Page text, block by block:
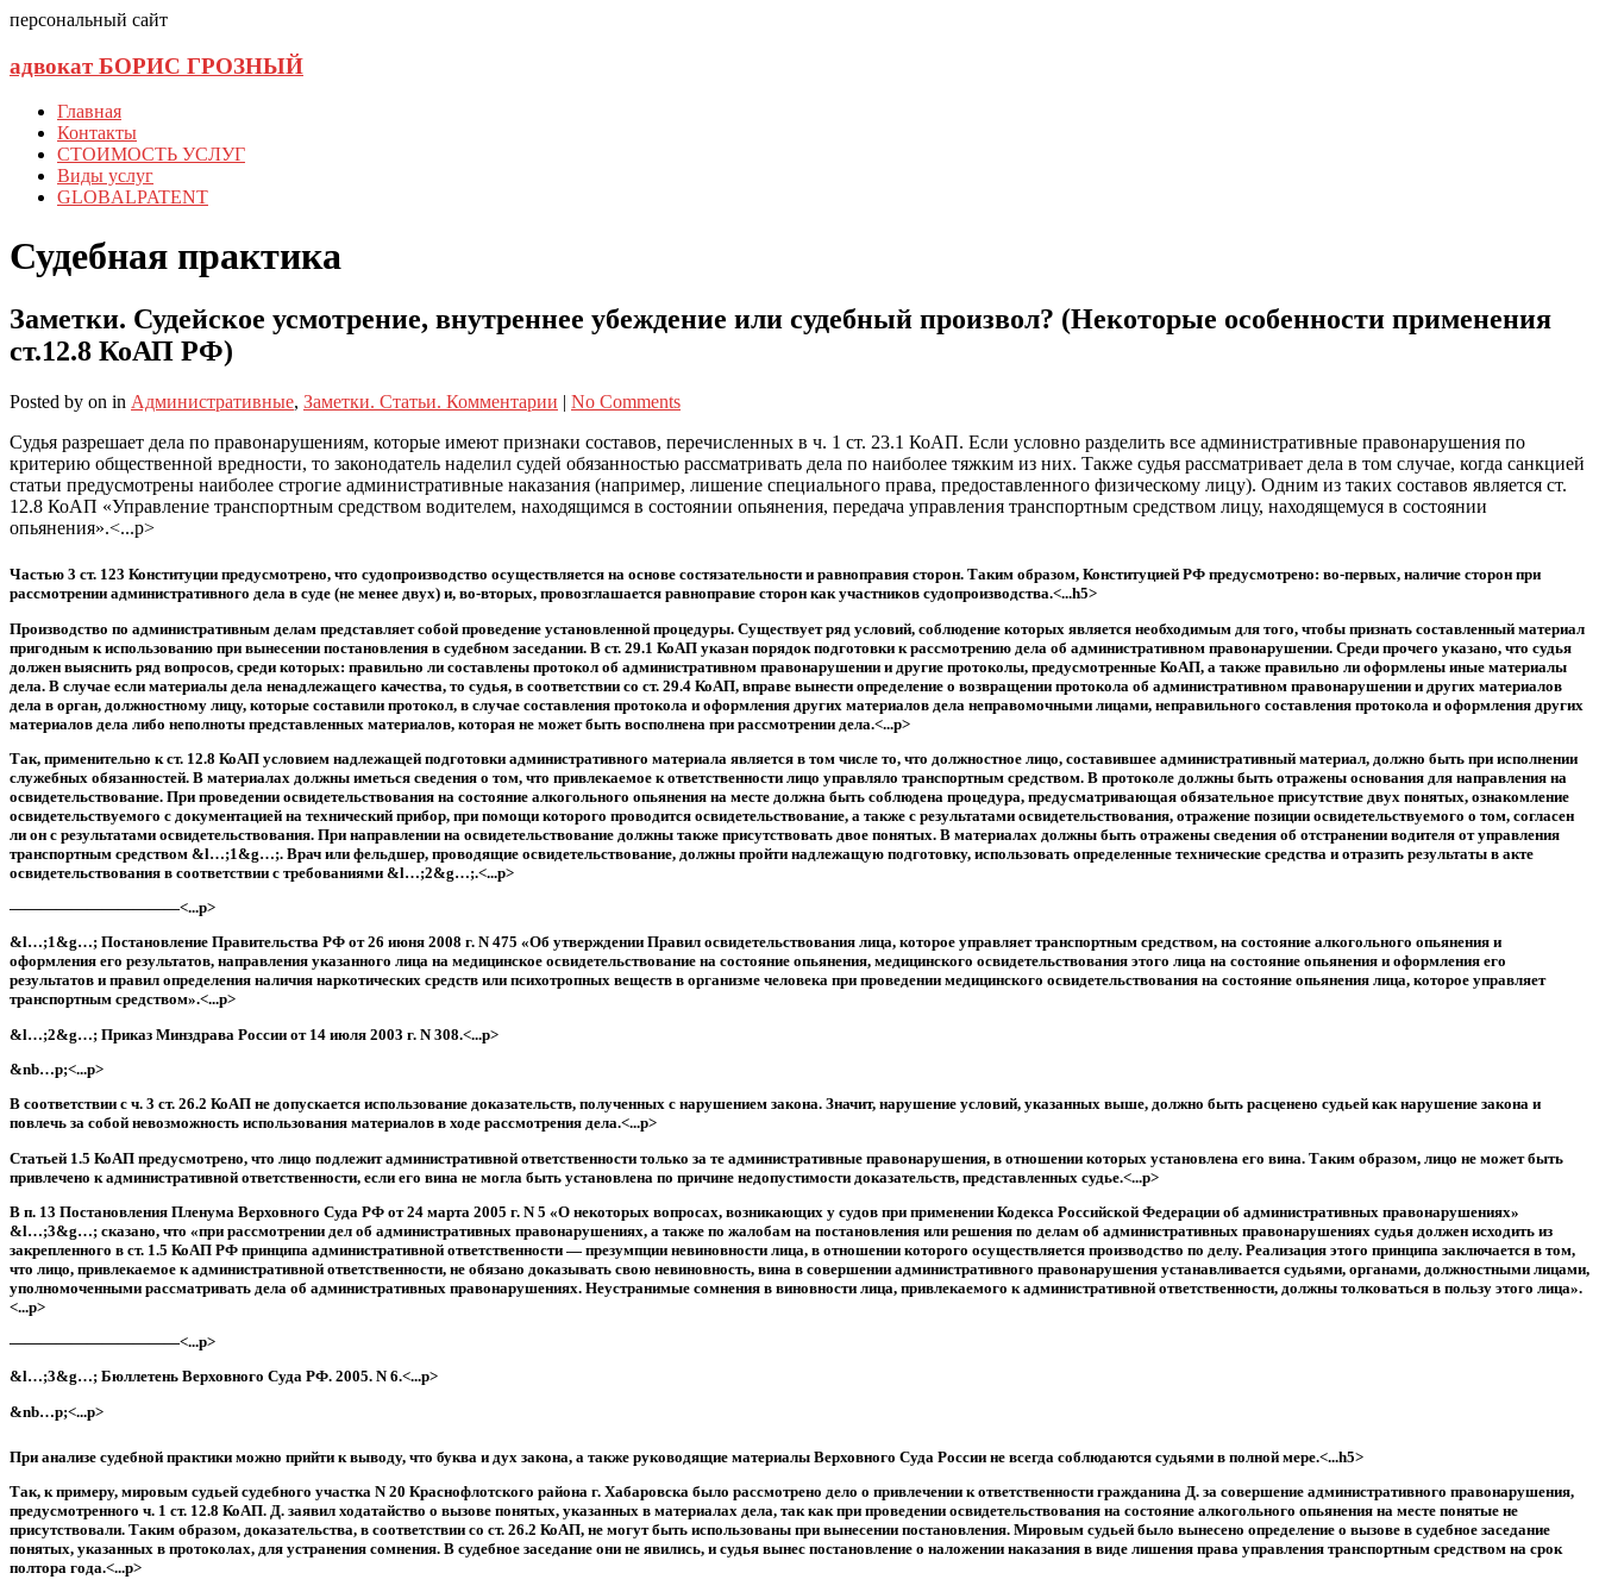
персональный сайт
адвокат БОРИС ГРОЗНЫЙ
Главная
Контакты
СТОИМОСТЬ УСЛУГ
Виды услуг
GLOBALPATENT
Судебная практика
Заметки. Судейское усмотрение, внутреннее убеждение или судебный произвол? (Некоторые особенности применения
ст.12.8 КоАП РФ)
Posted by on in Административные, Заметки. Статьи. Комментарии | No Comments
Судья разрешает дела по правонарушениям, которые имеют признаки составов, перечисленных в ч. 1 ст. 23.1 КоАП. Если условно разделить все административные правонарушения по
критерию общественной вредности, то законодатель наделил судей обязанностью рассматривать дела по наиболее тяжким из них. Также судья рассматривает дела в том случае, когда санкцией
статьи предусмотрены наиболее строгие административные наказания (например, лишение специального права, предоставленного физическому лицу). Одним из таких составов является ст.
12.8 КоАП «Управление транспортным средством водителем, находящимся в состоянии опьянения, передача управления транспортным средством лицу, находящемуся в состоянии
опьянения».<...p>
Частью 3 ст. 123 Конституции предусмотрено, что судопроизводство осуществляется на основе состязательности и равноправия сторон. Таким образом, Конституцией РФ предусмотрено: во-первых, наличие сторон при
рассмотрении административного дела в суде (не менее двух) и, во-вторых, провозглашается равноправие сторон как участников судопроизводства.<...h5>
Производство по административным делам представляет собой проведение установленной процедуры. Существует ряд условий, соблюдение которых является необходимым для того, чтобы признать составленный материал
пригодным к использованию при вынесении постановления в судебном заседании. В ст. 29.1 КоАП указан порядок подготовки к рассмотрению дела об административном правонарушении. Среди прочего указано, что судья
должен выяснить ряд вопросов, среди которых: правильно ли составлены протокол об административном правонарушении и другие протоколы, предусмотренные КоАП, а также правильно ли оформлены иные материалы
дела. В случае если материалы дела ненадлежащего качества, то судья, в соответствии со ст. 29.4 КоАП, вправе вынести определение о возвращении протокола об административном правонарушении и других материалов
дела в орган, должностному лицу, которые составили протокол, в случае составления протокола и оформления других материалов дела неправомочными лицами, неправильного составления протокола и оформления других
материалов дела либо неполноты представленных материалов, которая не может быть восполнена при рассмотрении дела.<...p>
Так, применительно к ст. 12.8 КоАП условием надлежащей подготовки административного материала является в том числе то, что должностное лицо, составившее административный материал, должно быть при исполнении
служебных обязанностей. В материалах должны иметься сведения о том, что привлекаемое к ответственности лицо управляло транспортным средством. В протоколе должны быть отражены основания для направления на
освидетельствование. При проведении освидетельствования на состояние алкогольного опьянения на месте должна быть соблюдена процедура, предусматривающая обязательное присутствие двух понятых, ознакомление
освидетельствуемого с документацией на технический прибор, при помощи которого проводится освидетельствование, а также с результатами освидетельствования, отражение позиции освидетельствуемого о том, согласен
ли он с результатами освидетельствования. При направлении на освидетельствование должны также присутствовать двое понятых. В материалах должны быть отражены сведения об отстранении водителя от управления
транспортным средством &l…;1&g…;. Врач или фельдшер, проводящие освидетельствование, должны пройти надлежащую подготовку, использовать определенные технические средства и отразить результаты в акте
освидетельствования в соответствии с требованиями &l…;2&g…;.<...p>
———————————<...p>
&l…;1&g…; Постановление Правительства РФ от 26 июня 2008 г. N 475 «Об утверждении Правил освидетельствования лица, которое управляет транспортным средством, на состояние алкогольного опьянения и
оформления его результатов, направления указанного лица на медицинское освидетельствование на состояние опьянения, медицинского освидетельствования этого лица на состояние опьянения и оформления его
результатов и правил определения наличия наркотических средств или психотропных веществ в организме человека при проведении медицинского освидетельствования на состояние опьянения лица, которое управляет
транспортным средством».<...p>
&l…;2&g…; Приказ Минздрава России от 14 июля 2003 г. N 308.<...p>
&nb…p;<...p>
В соответствии с ч. 3 ст. 26.2 КоАП не допускается использование доказательств, полученных с нарушением закона. Значит, нарушение условий, указанных выше, должно быть расценено судьей как нарушение закона и
повлечь за собой невозможность использования материалов в ходе рассмотрения дела.<...p>
Статьей 1.5 КоАП предусмотрено, что лицо подлежит административной ответственности только за те административные правонарушения, в отношении которых установлена его вина. Таким образом, лицо не может быть
привлечено к административной ответственности, если его вина не могла быть установлена по причине недопустимости доказательств, представленных судье.<...p>
В п. 13 Постановления Пленума Верховного Суда РФ от 24 марта 2005 г. N 5 «О некоторых вопросах, возникающих у судов при применении Кодекса Российской Федерации об административных правонарушениях»
&l…;3&g…; сказано, что «при рассмотрении дел об административных правонарушениях, а также по жалобам на постановления или решения по делам об административных правонарушениях судья должен исходить из
закрепленного в ст. 1.5 КоАП РФ принципа административной ответственности — презумпции невиновности лица, в отношении которого осуществляется производство по делу. Реализация этого принципа заключается в том,
что лицо, привлекаемое к административной ответственности, не обязано доказывать свою невиновность, вина в совершении административного правонарушения устанавливается судьями, органами, должностными лицами,
уполномоченными рассматривать дела об административных правонарушениях. Неустранимые сомнения в виновности лица, привлекаемого к административной ответственности, должны толковаться в пользу этого лица».
<...p>
———————————<...p>
&l…;3&g…; Бюллетень Верховного Суда РФ. 2005. N 6.<...p>
&nb…p;<...p>
При анализе судебной практики можно прийти к выводу, что буква и дух закона, а также руководящие материалы Верховного Суда России не всегда соблюдаются судьями в полной мере.<...h5>
Так, к примеру, мировым судьей судебного участка N 20 Краснофлотского района г. Хабаровска было рассмотрено дело о привлечении к ответственности гражданина Д. за совершение административного правонарушения,
предусмотренного ч. 1 ст. 12.8 КоАП. Д. заявил ходатайство о вызове понятых, указанных в материалах дела, так как при проведении освидетельствования на состояние алкогольного опьянения на месте понятые не
присутствовали. Таким образом, доказательства, в соответствии со ст. 26.2 КоАП, не могут быть использованы при вынесении постановления. Мировым судьей было вынесено определение о вызове в судебное заседание
понятых, указанных в протоколах, для устранения сомнения. В судебное заседание они не явились, и судья вынес постановление о наложении наказания в виде лишения права управления транспортным средством на срок
полтора года.<...p>